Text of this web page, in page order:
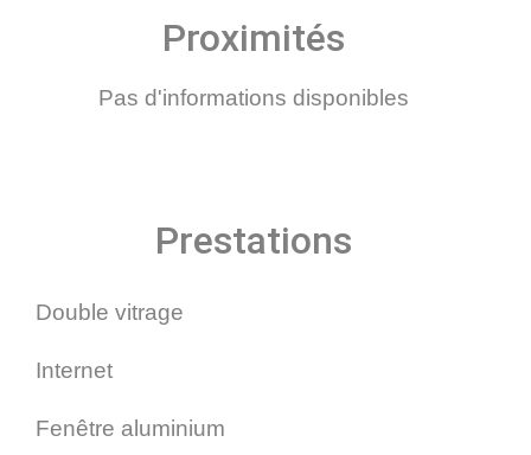
Proximités
Pas d'informations disponibles
Prestations
Double vitrage
Internet
Fenêtre aluminium